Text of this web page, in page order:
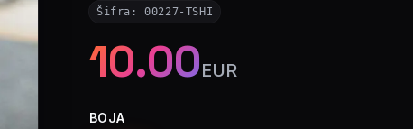
Šifra:00227-TSHI
10.00EUR
BOJA